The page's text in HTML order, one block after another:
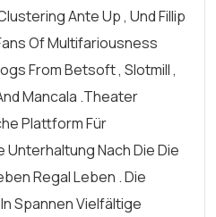
Ante Up , Und Fillip
Of Multifariousness
From Betsoft , Slotmill ,
Mancala .Theater
Plattform Für
Nach Die Die
Regal Leben . Die
Spannen Vielfältige